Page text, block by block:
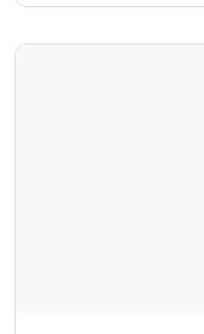
พาคุณแม่นำส่งไปตรวจ